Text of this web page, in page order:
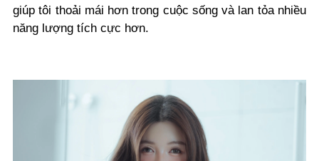
giúp tôi thoải mái hơn trong cuộc sống và lan tỏa nhiều
năng lượng tích cực hơn.